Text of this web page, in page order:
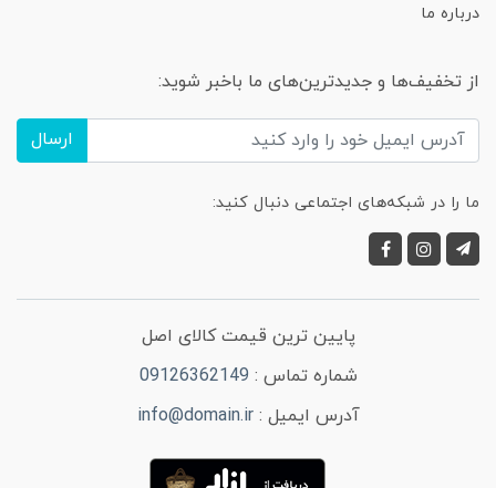
درباره ما
از تخفیف‌ها و جدیدترین‌های ما باخبر شوید:
ارسال
ما را در شبکه‌های اجتماعی دنبال کنید:
پایین ترین قیمت کالای اصل
شماره تماس : 09126362149
آدرس ایمیل :info@domain.ir